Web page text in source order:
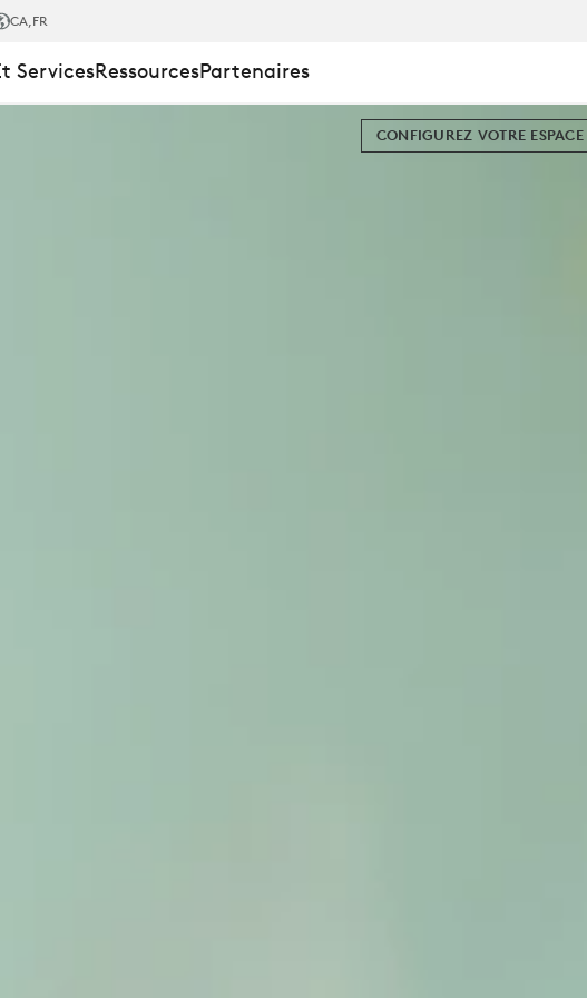
CA,FR
ServicesRessourcesPartenaires
CONFIGUREZ VOTRE ESPACE